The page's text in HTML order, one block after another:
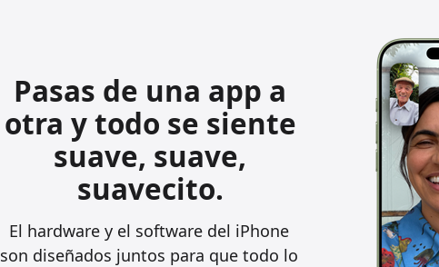
Pasas de una app a
otra y todo se siente
suave, suave,
suavecito.
El hardware y el software del iPhone
son diseñados juntos para que todo lo